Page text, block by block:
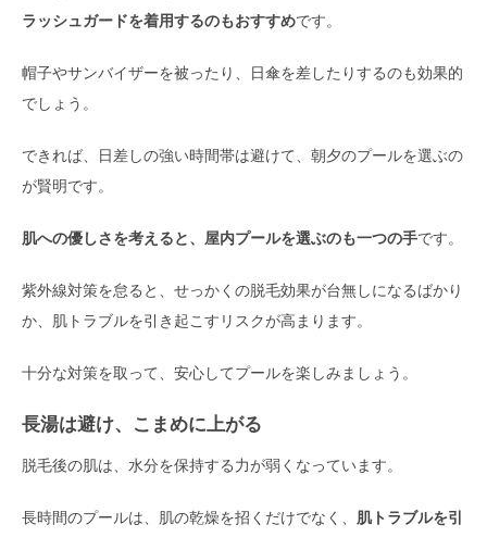
ラッシュガードを着用するのもおすすめです。
帽子やサンバイザーを被ったり、日傘を差したりするのも効果的
でしょう。
できれば、日差しの強い時間帯は避けて、朝夕のプールを選ぶの
が賢明です。
肌への優しさを考えると、屋内プールを選ぶのも一つの手です。
紫外線対策を怠ると、せっかくの脱毛効果が台無しになるばかり
か、肌トラブルを引き起こすリスクが高まります。
十分な対策を取って、安心してプールを楽しみましょう。
長湯は避け、こまめに上がる
脱毛後の肌は、水分を保持する力が弱くなっています。
長時間のプールは、肌の乾燥を招くだけでなく、 肌トラブルを引